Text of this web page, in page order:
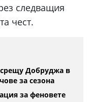
следващия
чест.
Добруджа в
за сезона
за феновете